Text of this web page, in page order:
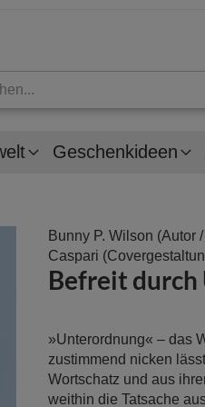
Geschenkideen
Bunny P. Wilson (Autor
Caspari
Befreit
»Unterordnung« – das
zustimmend nicken
Wortschatz und aus
weithin die Tatsache